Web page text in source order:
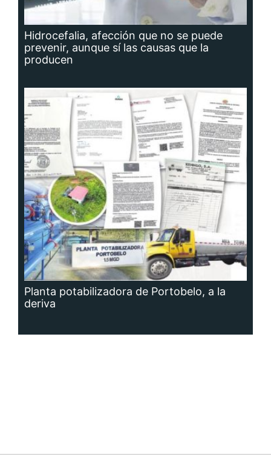
Hidrocefalia, afección que no se puede
prevenir, aunque sí las causas que la
producen
Planta potabilizadora de Portobelo, a la
deriva